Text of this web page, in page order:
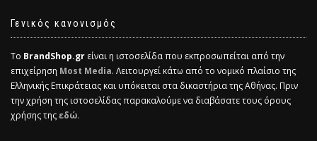
Γενικός κανονισμός
Το BrandShop.gr είναι η ιστοσελίδα που εκπροσωπείται από την
επιχείρηση Most Media. Λειτουργεί κάτω από το νομικό πλαίσιο της
Ελληνικής Επικράτειας και υπόκειται στα δικαστήρια της Αθήνας. Πριν
την χρήση της ιστοσελίδας παρακαλούμε να διαβάσατε τους όρους
χρήσης τηςεδώ.